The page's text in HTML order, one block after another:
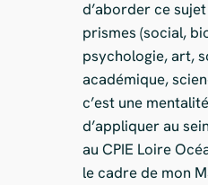
d’aborder ce
prismes (social,
psychologie, art,
académique,
c’est une
d’appliquer au
au CPIE Loire
le cadre de mon